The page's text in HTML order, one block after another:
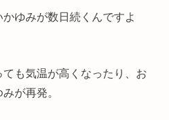
ゆみが数日続くんですよ
も気温が高くなったり、お
が再発。